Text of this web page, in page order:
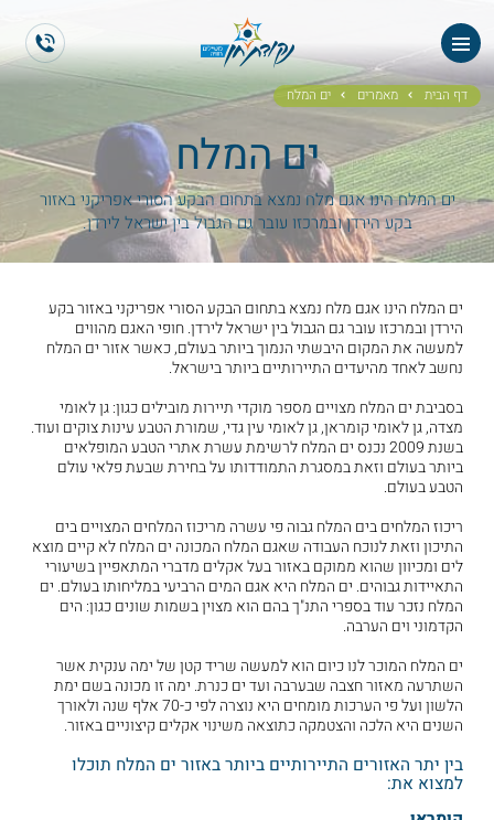
דף הבית מאמרים ים המלח
ים המלח
ים המלח הינו אגם מלח נמצא בתחום הבקע הסורי אפריקני באזור
בקע הירדן ובמרכזו עובר גם הגבול בין ישראל לירדן.
ים המלח הינו אגם מלח נמצא בתחום הבקע הסורי אפריקני באזור בקע
הירדן ובמרכזו עובר גם הגבול בין ישראל לירדן. חופי האגם מהווים
למעשה את המקום היבשתי הנמוך ביותר בעולם, כאשר אזור ים המלח
נחשב לאחד מהיעדים התיירותיים ביותר בישראל.
בסביבת ים המלח מצויים מספר מוקדי תיירות מובילים כגון: גן לאומי
מצדה, גן לאומי קומראן, גן לאומי עין גדי, שמורת הטבע עינות צוקים ועוד.
בשנת 2009 נכנס ים המלח לרשימת עשרת אתרי הטבע המופלאים
ביותר בעולם וזאת במסגרת התמודדותו על בחירת שבעת פלאי עולם
הטבע בעולם.
ריכוז המלחים בים המלח גבוה פי עשרה מריכוז המלחים המצויים בים
התיכון וזאת לנוכח העבודה שאגם המלח המכונה ים המלח לא קיים מוצא
לים ומכיוון שהוא ממוקם באזור בעל אקלים מדברי המתאפיין בשיעורי
התאיידות גבוהים. ים המלח היא אגם המים הרביעי במליחותו בעולם. ים
המלח נזכר עוד בספרי התנ"ך בהם הוא מצוין בשמות שונים כגון: הים
הקדמוני וים הערבה.
ים המלח המוכר לנו כיום הוא למעשה שריד קטן של ימה ענקית אשר
השתרעה מאזור חצבה שבערבה ועד ים כנרת. ימה זו מכונה בשם ימת
הלשון ועל פי הערכות מומחים היא נוצרה לפי כ-70 אלף שנה ולאורך
השנים היא הלכה והצטמקה כתוצאה משינוי אקלים קיצוניים באזור.
בין יתר האזורים התיירותיים ביותר באזור ים המלח תוכלו
למצוא את:
ראשי
אודותנו
טיולי תיירים
הטיולים שלנו
גלריית תמונות
גלריית וידאו
ממליצים
צור קשר
EN
ES